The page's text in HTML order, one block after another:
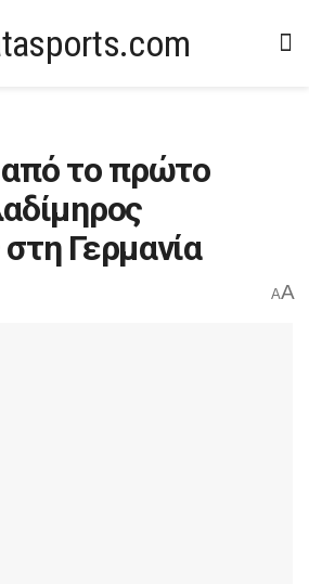
το πρώτο
Γερμανία
AA